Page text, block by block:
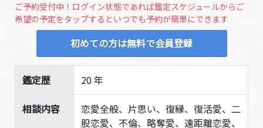
ご予約受付中！ログイン状態であれば鑑定スケジュールからご
希望の予定をタップするといつでも予約が簡単にできます
初めての方は無料で会員登録
鑑定歴 20 年
相談内容
恋愛全般、片思い、復縁、復活愛、二
股恋愛、不倫、略奪愛、遠距離恋愛、